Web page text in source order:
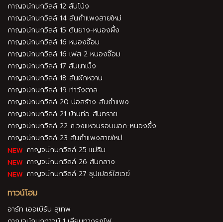
กาญจน์กนกวิลล์ 12 สันโป่ง
กาญจน์กนกวิลล์ 14 สันกำแพงสายใหม่
กาญจน์กนกวิลล์ 15 ต้นยาง-หนองผึ้ง
กาญจน์กนกวิลล์ 16 หนองจ๊อม
กาญจน์กนกวิลล์ 16 เฟส 2 หนองจ๊อม
กาญจน์กนกวิลล์ 17 สันนาเม็ง
กาญจน์กนกวิลล์ 18 สันผักหวาน
กาญจน์กนกวิลล์ 19 ท่าวังตาล
กาญจน์กนกวิลล์ 20 บ่อสร้าง-สันกำแพง
กาญจน์กนกวิลล์ 21 บ้านท่อ-สันทราย
กาญจน์กนกวิลล์ 22 ถ.วงแหวนรอบนอก-หนองผึ้ง
กาญจน์กนกวิลล์ 23 สันกำแพงสายใหม่
กาญจน์กนกวิลล์ 25 แม่ริม
กาญจน์กนกวิลล์ 26 สันกลาง
กาญจน์กนกวิลล์ 27 ซุปเปอร์ไฮเวย์
ทาวน์โฮม
อาร์ท เออเบิร์น สุเทพ